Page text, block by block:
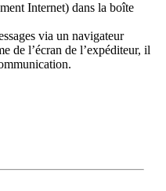
Internet) dans la boîte
via un navigateur
de l’écran de l’expéditeur, il